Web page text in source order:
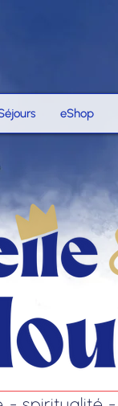
eShop